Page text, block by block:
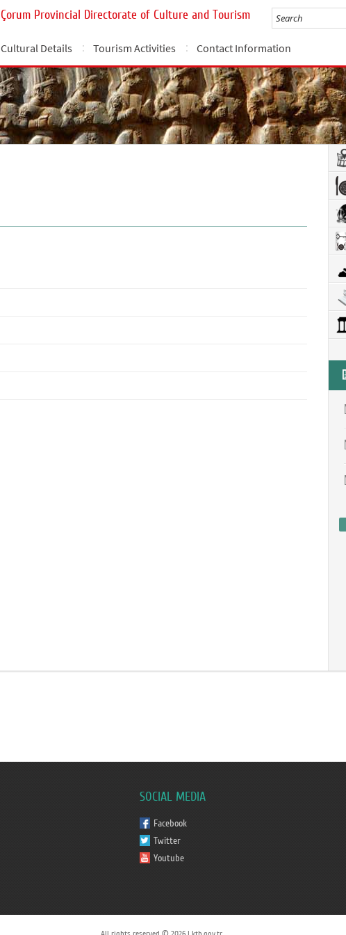
Çorum Provincial Directorate of Culture and Tourism
Cultural Details Tourism Activities Contact Information
SOCIAL MEDIA
Facebook
Twitter
Youtube